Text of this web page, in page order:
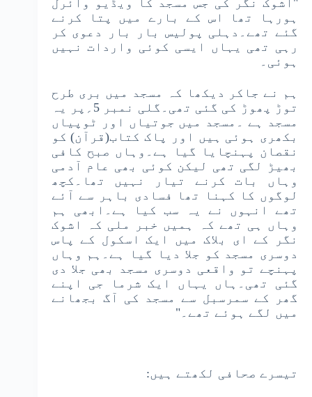
"اشوک نگر کی جس مسجد کا ویڈیو وائرل
ہورہا تھا اس کے بارے میں پتا کرنے
گئے تھے۔دہلی پولیس بار بار دعوی کر
رہی تھی یہاں ایسی کوئی واردات نہیں
ہوئی۔
ہم نے جاکر دیکھا کہ مسجد میں بری طرح
توڑ پھوڑ کی گئی تھی۔گلی نمبر 5؍پر یہ
مسجد ہے ۔مسجد میں جوتیاں اور ٹوپیاں
بکھری ہوئی ہیں اور پاک کتاب(قرآن) کو
نقصان پہنچایا گیا ہے۔وہاں صبح کافی
بھیڑ لگی تھی لیکن کوئی بھی عام آدمی
وہاں بات کرنے تیار نہیں تھا۔کچھ
لوگوں کا کہنا تھا فسادی باہر سے آئے
تھے انہوں نے یہ سب کیا ہے۔ابھی ہم
وہاں ہی تھے کہ ہمیں خبر ملی کہ اشوک
نگر کے ای بلاک میں ایک اسکول کے پاس
دوسری مسجد کو جلا دیا گیا ہے۔ہم وہاں
پہنچے تو واقعی دوسری مسجد بھی جلا دی
گئی تھی۔ہاں یہاں ایک شرما جی اپنے
گھر کے سمرسبل سے مسجد کی آگ بجھانے
میں لگے ہوئے تھے۔"
تیسرے صحافی لکھتے ہیں: